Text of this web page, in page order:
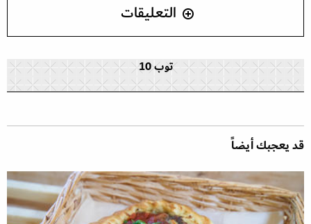
التعليقات
توب 10
قد يعجبك أيضاً